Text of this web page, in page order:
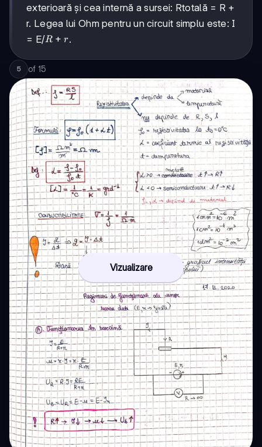
exterioară și cea internă a sursei: Rtotală = R +
r. Legea lui Ohm pentru un circuit simplu este: I
= E/R+r
R + r.
5 of 15
Vizualizare